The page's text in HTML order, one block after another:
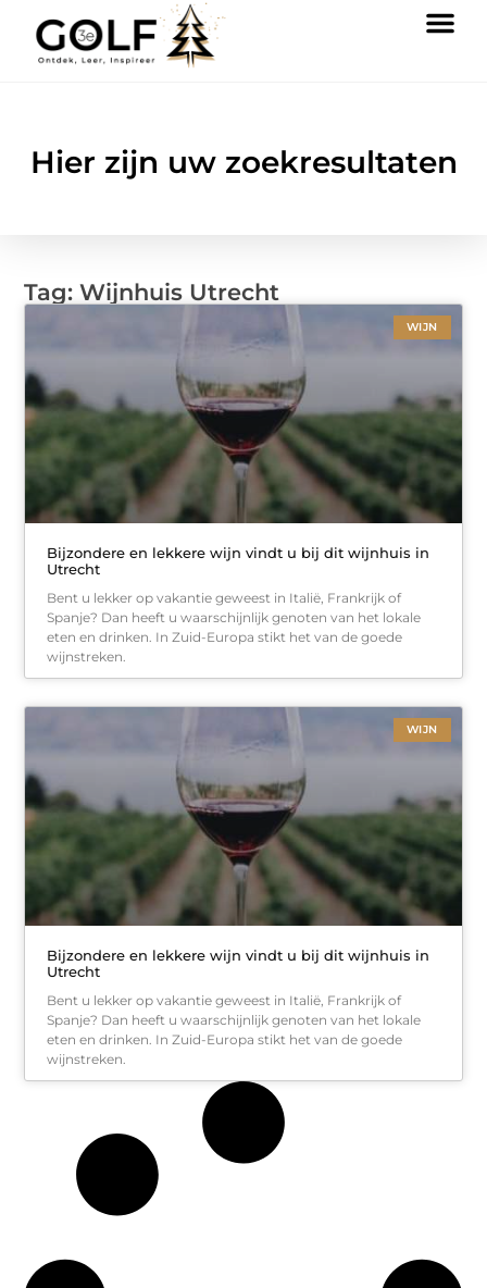
Hier zijn uw zoekresultaten
Tag: Wijnhuis Utrecht
WIJN
Bijzondere en lekkere wijn vindt u bij dit wijnhuis in
Utrecht
Bent u lekker op vakantie geweest in Italië, Frankrijk of
Spanje? Dan heeft u waarschijnlijk genoten van het lokale
eten en drinken. In Zuid-Europa stikt het van de goede
wijnstreken.
WIJN
Bijzondere en lekkere wijn vindt u bij dit wijnhuis in
Utrecht
Bent u lekker op vakantie geweest in Italië, Frankrijk of
Spanje? Dan heeft u waarschijnlijk genoten van het lokale
eten en drinken. In Zuid-Europa stikt het van de goede
wijnstreken.